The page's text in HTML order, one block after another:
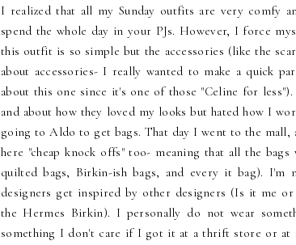
I realized that all my Sunday outfits are very comfy
spend the whole day in your PJs. However, I force
this outfit is so simple but the accessories (like the
about accessories- I really wanted to make a quick
about this one since it's one of those "Celine for
and about how they loved my looks but hated how I
going to Aldo to get bags. That day I went to the mall,
here "cheap knock offs" too- meaning that all the
quilted bags, Birkin-ish bags, and every it bag). I'm
designers get inspired by other designers (Is it me
the Hermes Birkin). I personally do not wear
something I don't care if I got it at a thrift store or at